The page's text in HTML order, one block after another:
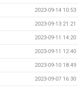
2023-09-14 10:53
2023-09-13 21:21
2023-09-11 14:20
2023-09-11 12:40
2023-09-10 18:49
2023-09-07 16:30